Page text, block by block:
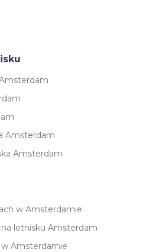
Amsterdam
Amsterdam
w Amsterdamie
lotnisku Amsterdam
Amsterdamie